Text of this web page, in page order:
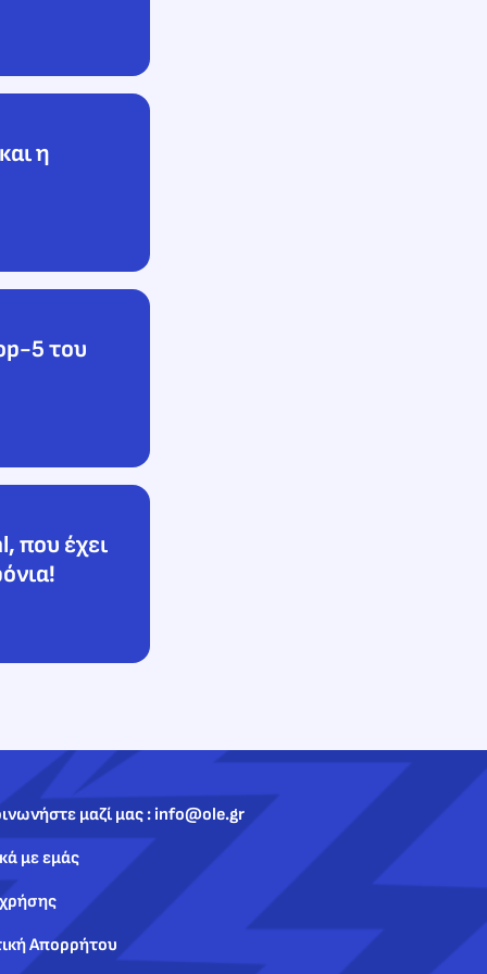
η
5 του
που έχει
μαζί μας : info@ole.gr
με εμάς
Απορρήτου